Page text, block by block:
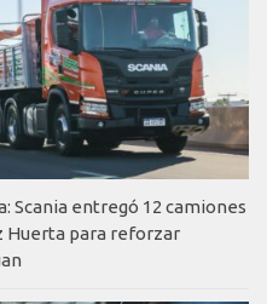
Scania entregó 12 camiones
Huerta para reforzar